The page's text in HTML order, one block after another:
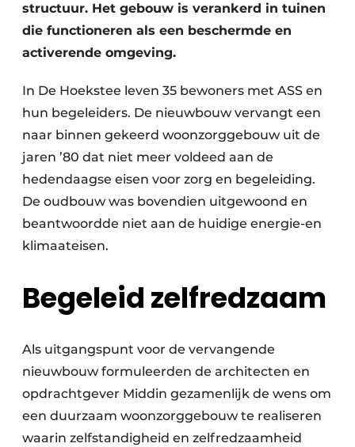
structuur. Het gebouw is verankerd in tuinen
die functioneren als een beschermde en
activerende omgeving.
In De Hoekstee leven 35 bewoners met ASS en
hun begeleiders. De nieuwbouw vervangt een
naar binnen gekeerd woonzorggebouw uit de
jaren ’80 dat niet meer voldeed aan de
hedendaagse eisen voor zorg en begeleiding.
De oudbouw was bovendien uitgewoond en
beantwoordde niet aan de huidige energie-en
klimaateisen.
Begeleid zelfredzaam
Als uitgangspunt voor de vervangende
nieuwbouw formuleerden de architecten en
opdrachtgever Middin gezamenlijk de wens om
een duurzaam woonzorggebouw te realiseren
waarin zelfstandigheid en zelfredzaamheid